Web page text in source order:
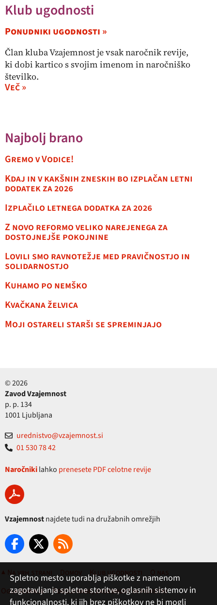
Klub ugodnosti
Ponudniki ugodnosti »
Član kluba Vzajemnost je vsak naročnik revije,
ki dobi kartico s svojim imenom in naročniško
številko.
Več »
Najbolj brano
Gremo v Vodice!
Kdaj in v kakšnih zneskih bo izplačan letni
dodatek za 2026
Izplačilo letnega dodatka za 2026
Z novo reformo veliko narejenega za
dostojnejše pokojnine
Lovili smo ravnotežje med pravičnostjo in
solidarnostjo
Kuhamo po nemško
Kvačkana želvica
Moji ostareli starši se spreminjajo
© 2026
Zavod Vzajemnost
p. p. 134
1001 Ljubljana
urednistvo@vzajemnost.si
01 530 78 42
Naročnikilahko prenesete PDF celotne revije
Vzajemnostnajdete tudi na družabnih omrežjih
▲ Na vrh strani Domov Klub ugodnosti
O nas
Oglaševanje
Pogoji rabe, zasebnost in piškotki
Spletno mesto uporablja piškotke z namenom
zagotavljanja spletne storitve, oglasnih sistemov in
funkcionalnosti, ki jih brez piškotkov ne bi mogli